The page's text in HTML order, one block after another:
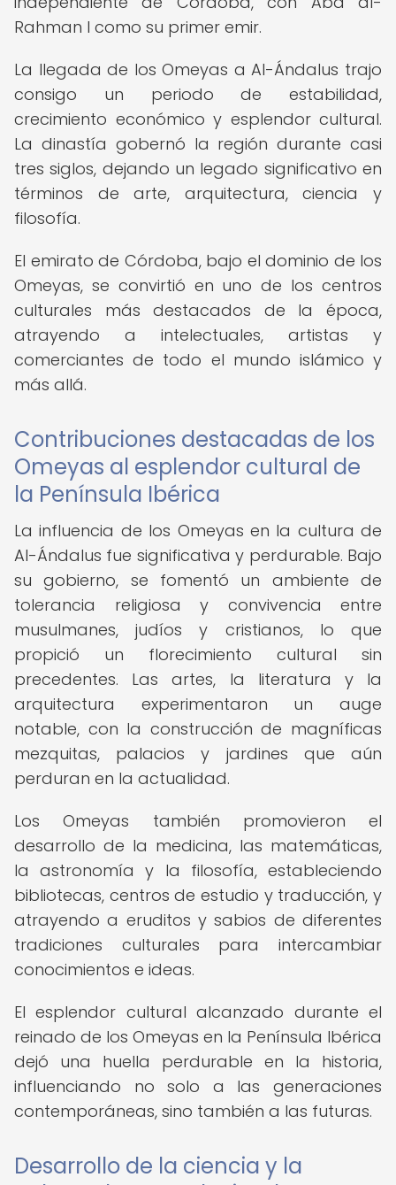
Rahman I como su primer emir.
La llegada de los Omeyas a Al-Ándalus trajo
consigo un periodo de estabilidad,
crecimiento económico y esplendor cultural.
La dinastía gobernó la región durante casi
tres siglos, dejando un legado significativo en
términos de arte, arquitectura, ciencia y
filosofía.
El emirato de Córdoba, bajo el dominio de los
Omeyas, se convirtió en uno de los centros
culturales más destacados de la época,
atrayendo a intelectuales, artistas y
comerciantes de todo el mundo islámico y
más allá.
Contribuciones destacadas de los
Omeyas al esplendor cultural de
la Península Ibérica
La influencia de los Omeyas en la cultura de
Al-Ándalus fue significativa y perdurable. Bajo
su gobierno, se fomentó un ambiente de
tolerancia religiosa y convivencia entre
musulmanes, judíos y cristianos, lo que
propició un florecimiento cultural sin
precedentes. Las artes, la literatura y la
arquitectura experimentaron un auge
notable, con la construcción de magníficas
mezquitas, palacios y jardines que aún
perduran en la actualidad.
Los Omeyas también promovieron el
desarrollo de la medicina, las matemáticas,
la astronomía y la filosofía, estableciendo
bibliotecas, centros de estudio y traducción, y
atrayendo a eruditos y sabios de diferentes
tradiciones culturales para intercambiar
conocimientos e ideas.
El esplendor cultural alcanzado durante el
reinado de los Omeyas en la Península Ibérica
dejó una huella perdurable en la historia,
influenciando no solo a las generaciones
contemporáneas, sino también a las futuras.
Desarrollo de la ciencia y la